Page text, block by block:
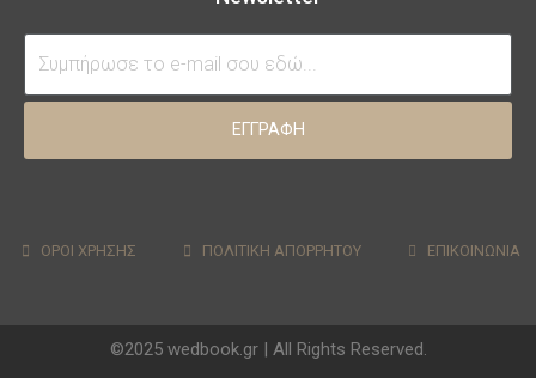
ΕΓΓΡΑΦΗ
ΟΡΟΙ ΧΡΗΣΗΣ ΠΟΛΙΤΙΚΗ ΑΠΟΡΡΗΤΟΥ ΕΠΙΚΟΙΝΩΝΙΑ
©2025 wedbook.gr | All Rights Reserved.